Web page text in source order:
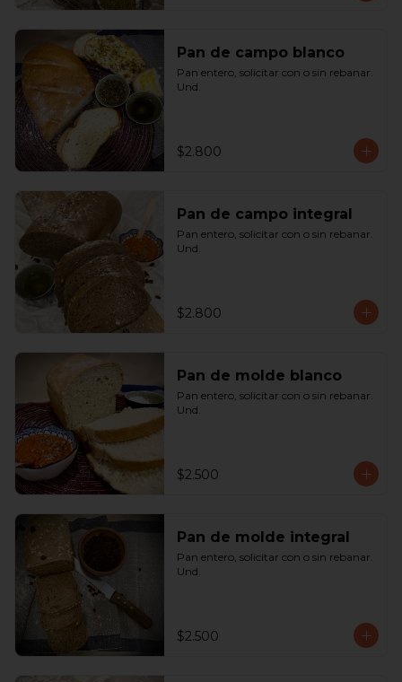
Pan de campo blanco
Pan entero, solicitar con o sin rebanar.
Und.
$2.800
Pan de campo integral
Pan entero, solicitar con o sin rebanar.
Und.
$2.800
Pan de molde blanco
Pan entero, solicitar con o sin rebanar.
Und.
$2.500
Pan de molde integral
Pan entero, solicitar con o sin rebanar.
Und.
$2.500